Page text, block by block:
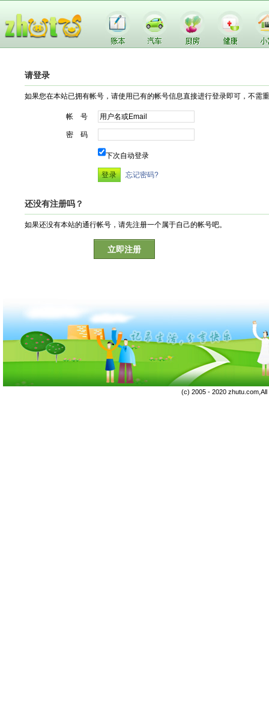
请登录
如果您在本站已拥有帐号，请使用已有的帐号信息直接进行登录即可，不需
帐 号
密 码
下次自动登录
忘记密码?
还没有注册吗？
如果还没有本站的通行帐号，请先注册一个属于自己的帐号吧。
立即注册
(c) 2005 - 2020